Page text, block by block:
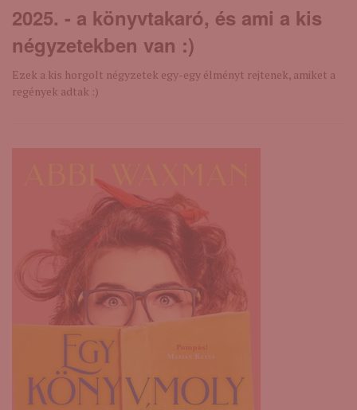
2025. - a könyvtakaró, és ami a kis
négyzetekben van :)
Ezek a kis horgolt négyzetek egy-egy élményt rejtenek, amiket a
regények adtak :)